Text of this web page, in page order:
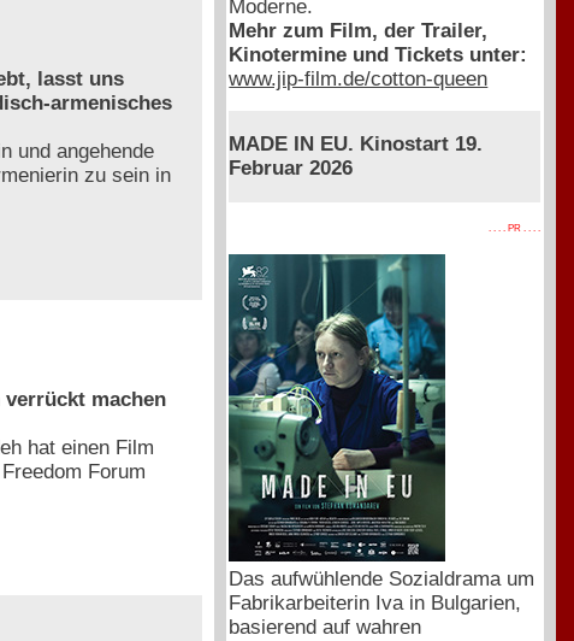
lasst uns
armenisches
und angehende
zu sein in
verrückt machen
hat einen Film
Forum
Moderne.
Mehr zum Film, der Trailer,
Kinotermine und Tickets unter:
www.jip-film.de/cotton-queen
MADE IN EU. Kinostart 19.
Februar 2026
. . . . PR . . . .
Das aufwühlende Sozialdrama um
Fabrikarbeiterin Iva in Bulgarien,
basierend auf wahren